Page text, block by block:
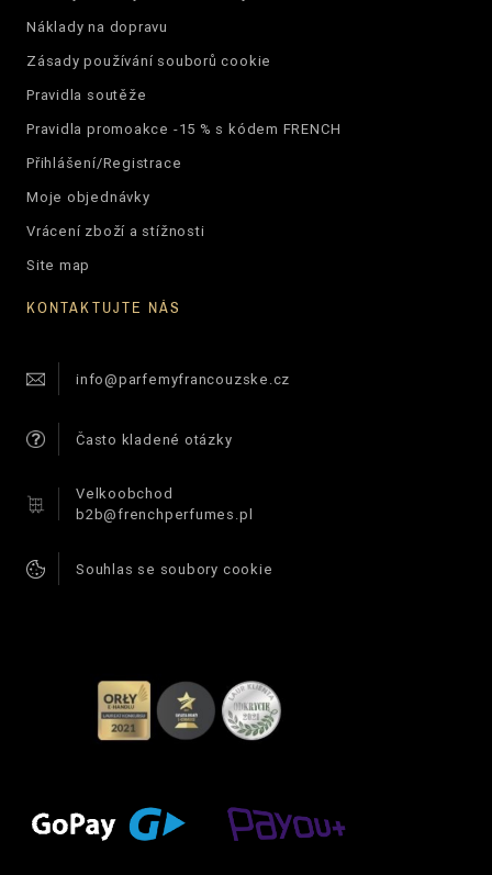
Náklady na dopravu
Zásady používání souborů cookie
Pravidla soutěže
Pravidla promoakce -15 % s kódem FRENCH
Přihlášení/Registrace
Moje objednávky
Vrácení zboží a stížnosti
Site map
KONTAKTUJTE NÁS
info@parfemyfrancouzske.cz
Často kladené otázky
Velkoobchod
b2b@frenchperfumes.pl
Souhlas se soubory cookie